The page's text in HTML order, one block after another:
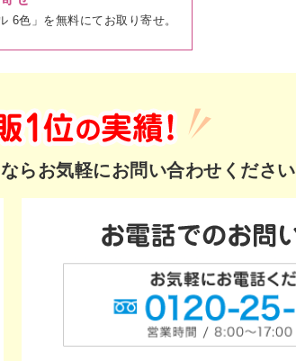
6色」を無料にてお取り寄せ。
らお気軽にお問い合わせください